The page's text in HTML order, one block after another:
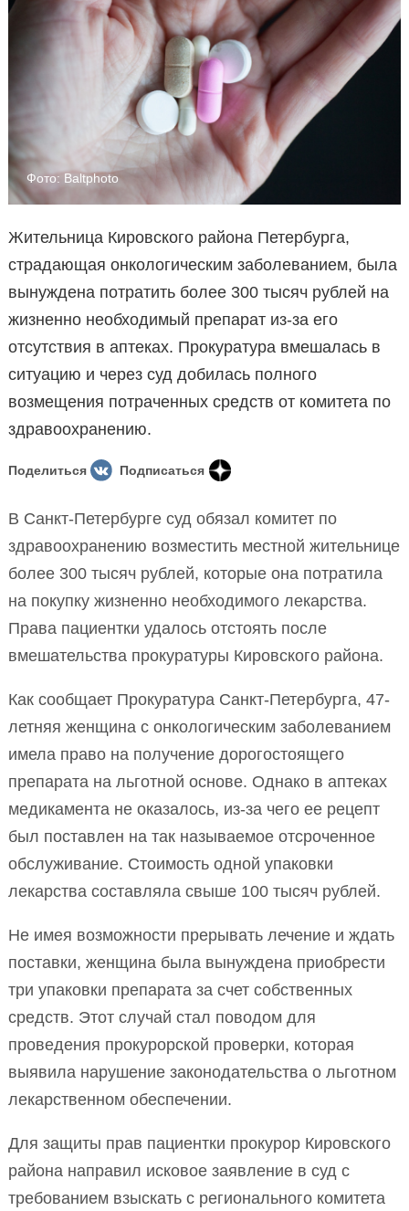
Фото: Baltphoto
Жительница Кировского района Петербурга,
страдающая онкологическим заболеванием, была
вынуждена потратить более 300 тысяч рублей на
жизненно необходимый препарат из-за его
отсутствия в аптеках. Прокуратура вмешалась в
ситуацию и через суд добилась полного
возмещения потраченных средств от комитета по
здравоохранению.
Поделиться Подписаться
В Санкт-Петербурге суд обязал комитет по
здравоохранению возместить местной жительнице
более 300 тысяч рублей, которые она потратила
на покупку жизненно необходимого лекарства.
Права пациентки удалось отстоять после
вмешательства прокуратуры Кировского района.
Как сообщает Прокуратура Санкт-Петербурга, 47-
летняя женщина с онкологическим заболеванием
имела право на получение дорогостоящего
препарата на льготной основе. Однако в аптеках
медикамента не оказалось, из-за чего ее рецепт
был поставлен на так называемое отсроченное
обслуживание. Стоимость одной упаковки
лекарства составляла свыше 100 тысяч рублей.
Не имея возможности прерывать лечение и ждать
поставки, женщина была вынуждена приобрести
три упаковки препарата за счет собственных
средств. Этот случай стал поводом для
проведения прокурорской проверки, которая
выявила нарушение законодательства о льготном
лекарственном обеспечении.
Для защиты прав пациентки прокурор Кировского
района направил исковое заявление в суд с
требованием взыскать с регионального комитета